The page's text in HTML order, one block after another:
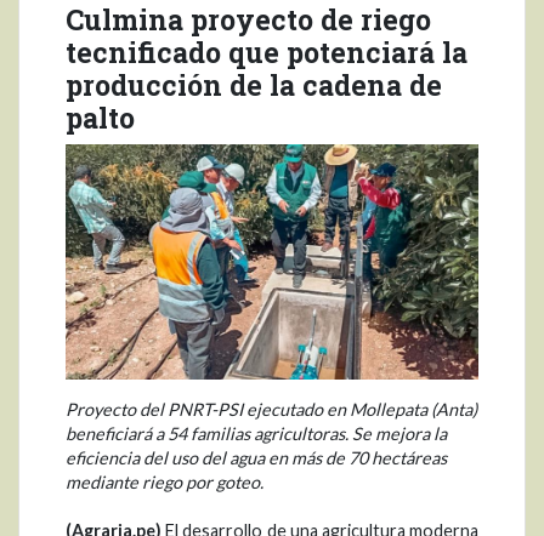
Culmina proyecto de riego
tecnificado que potenciará la
producción de la cadena de
palto
Proyecto del PNRT-PSI ejecutado en Mollepata (Anta)
beneficiará a 54 familias agricultoras. Se mejora la
eficiencia del uso del agua en más de 70 hectáreas
mediante riego por goteo.
(Agraria.pe) El desarrollo de una agricultura moderna